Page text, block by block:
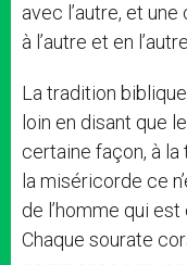
avec l’autre, et
à l’autre et en l’autre.
La tradition
loin en disant que
certaine façon, à la
la miséricorde ce
de l’homme qui
Chaque sourate